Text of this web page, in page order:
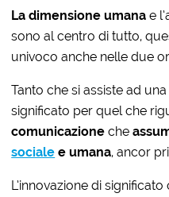
La dimensione umana e
sono al centro di tutto,
univoco anche nelle due
Tanto che si assiste ad
significato per quel che
comunicazione che
sociale e umana, ancor
L’innovazione di